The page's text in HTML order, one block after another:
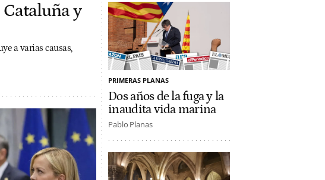
Cataluña y
a varias causas,
PRIMERAS PLANAS
Dos años de la fuga y la
inaudita vida marina
Pablo Planas